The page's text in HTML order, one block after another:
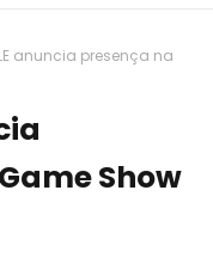
anuncia presença na
Show